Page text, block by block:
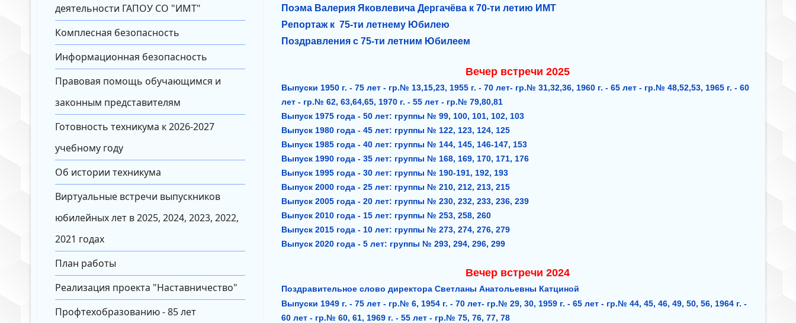
деятельности ГАПОУ СО "ИМТ"
Комплесная безопасность
Информационная безопасность
Правовая помощь обучающимся и
законным представителям
Готовность техникума к 2026-2027
учебному году
Об истории техникума
Виртуальные встречи выпускников
юбилейных лет в 2025, 2024, 2023, 2022,
2021 годах
План работы
Реализация проекта "Наставничество"
Профтехобразованию - 85 лет
Поэма Валерия Яковлевича Дергачёва к 70-ти летию ИМТ
Репортаж к 75-ти летнему Юбилею
Поздравления с 75-ти летним Юбилеем
Вечер встречи 2025
Выпуски 1950 г. - 75 лет - гр.№ 13,15,23, 1955 г. - 70 лет- гр.№ 31,32,36, 1960 г. - 65 лет - гр.№ 48,52,53, 1965 г. - 60
лет - гр.№ 62, 63,64,65, 1970 г. - 55 лет - гр.№ 79,80,81
Выпуск 1975 года - 50 лет: группы № 99, 100, 101, 102, 103
Выпуск 1980 года - 45 лет: группы № 122, 123, 124, 125
Выпуск 1985 года - 40 лет: группы № 144, 145, 146-147, 153
Выпуск 1990 года - 35 лет: группы № 168, 169, 170, 171, 176
Выпуск 1995 года - 30 лет: группы № 190-191, 192, 193
Выпуск 2000 года - 25 лет: группы № 210, 212, 213, 215
Выпуск 2005 года - 20 лет: группы № 230, 232, 233, 236, 239
Выпуск 2010 года - 15 лет: группы № 253, 258, 260
Выпуск 2015 года - 10 лет: группы № 273, 274, 276, 279
Выпуск 2020 года - 5 лет: группы № 293, 294, 296, 299
Вечер встречи 2024
Поздравительное слово директора Светланы Анатольевны Катциной
Выпуски 1949 г. - 75 лет - гр.№ 6, 1954 г. - 70 лет- гр.№ 29, 30, 1959 г. - 65 лет - гр.№ 44, 45, 46, 49, 50, 56, 1964 г. -
60 лет - гр.№ 60, 61, 1969 г. - 55 лет - гр.№ 75, 76, 77, 78